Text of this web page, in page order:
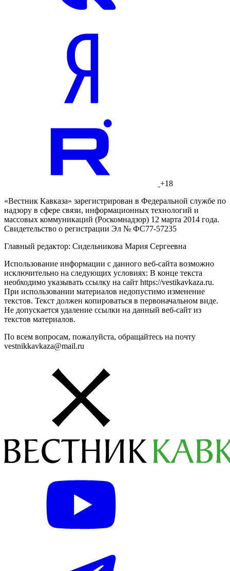
+18
«Вестник Кавказа» зарегистрирован в Федеральной службе по
надзору в сфере связи, информационных технологий и
массовых коммуникаций (Роскомнадзор) 12 марта 2014 года.
Свидетельство о регистрации Эл № ФС77-57235
Главный редактор: Сидельникова Мария Сергеевна
Использование информации с данного веб-сайта возможно
исключительно на следующих условиях: В конце текста
необходимо указывать ссылку на сайт https://vestikavkaza.ru.
При использовании материалов недопустимо изменение
текстов. Текст должен копироваться в первоначальном виде.
Не допускается удаление ссылки на данный веб-сайт из
текстов материалов.
По всем вопросам, пожалуйста, обращайтесь на почту
vestnikkavkaza@mail.ru